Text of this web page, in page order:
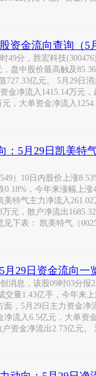
资金流向查询（5
49分，胜宏科技
，盘中股价最高触及
727.33亿元。 5月29日
金净流入1415.14万元
元，大单资金净流入
：5月29日凯美特
）10日内股价上涨
0.18%，今年来涨幅上涨
美特气主力净流入
万元，散户净流出
见下表： 凯美特气（
月29日资金流向一
消息，该股09时03分报
交量1.43亿手，今年来上
面，5月29日主力资金净
净流入6.5亿元，大单资
户资金净流出2.73亿元。